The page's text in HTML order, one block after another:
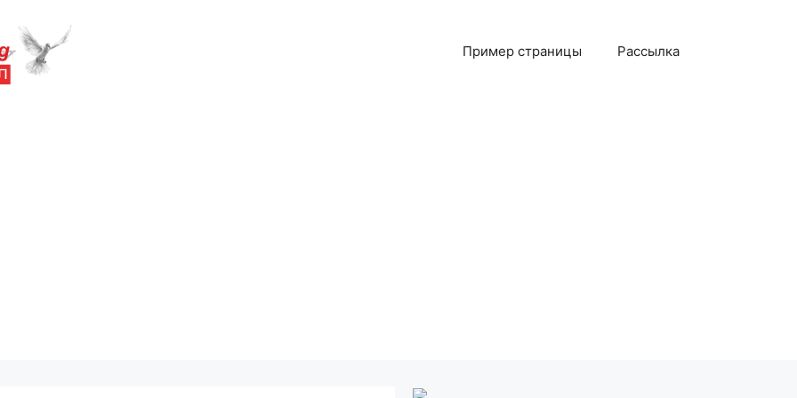
Пример страницы Рассылка